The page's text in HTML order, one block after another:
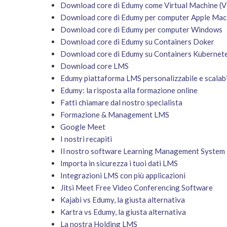
Download core di Edumy come Virtual Machine
Download core di Edumy per computer Apple Mac
Download core di Edumy per computer Windows
Download core di Edumy su Containers Doker
Download core di Edumy su Containers
Download core LMS
Edumy piattaforma LMS personalizzabile e
Edumy: la risposta alla formazione online
Fatti chiamare dal nostro specialista
Formazione & Management LMS
Google Meet
I nostri recapiti
Il nostro software Learning Management System
Importa in sicurezza i tuoi dati LMS
Integrazioni LMS con più applicazioni
Jitsi Meet Free Video Conferencing Software
Kajabi vs Edumy, la giusta alternativa
Kartra vs Edumy, la giusta alternativa
La nostra Holding LMS